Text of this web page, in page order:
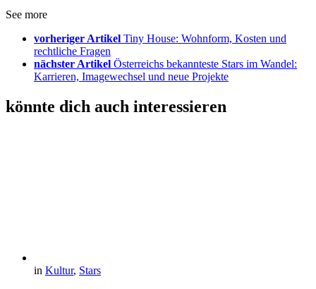
See more
vorheriger Artikel Tiny House: Wohnform, Kosten und
rechtliche Fragen
nächster Artikel Österreichs bekannteste Stars im Wandel:
Karrieren, Imagewechsel und neue Projekte
könnte dich auch interessieren
in Kultur, Stars